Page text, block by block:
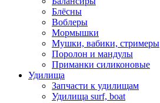
Блёсны
Воблеры
Мормышки
Мушки, вабики, стримеры
Поролон и мандулы
Приманки силиконовые
Удилища
Запчасти к удилищам
Удилища surf, boat